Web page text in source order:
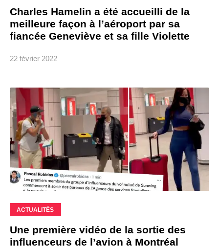
Charles Hamelin a été accueilli de la
meilleure façon à l’aéroport par sa
fiancée Geneviève et sa fille Violette
22 février 2022
ACTUALITÉS
Une première vidéo de la sortie des
influenceurs de l’avion à Montréal